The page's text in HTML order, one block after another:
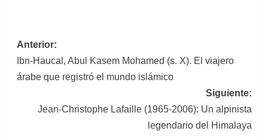
Navegación
de
entradas
Anterior:
Ibn-Haucal, Abul Kasem Mohamed (s. X). El viajero
árabe que registró el mundo islámico
Siguiente:
Jean-Christophe Lafaille (1965-2006): Un alpinista
legendario del Himalaya